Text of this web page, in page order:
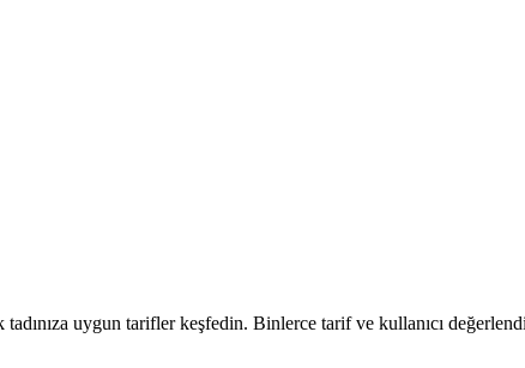
uygun tarifler keşfedin. Binlerce tarif ve kullanıcı